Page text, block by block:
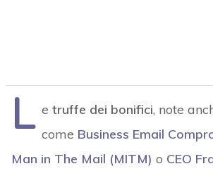
L e truffe dei bonifici, note
come Business Email
Man in The Mail (MITM) o CEO